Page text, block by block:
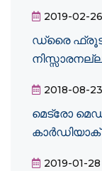
2019-02-26
ഡ്രൈ
2018-08-23
മെട്രോ
കാർഡിയാക്
2019-01-28